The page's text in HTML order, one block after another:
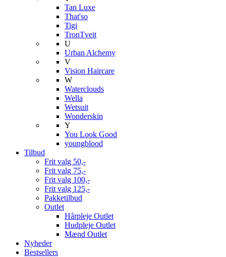
Tan Luxe
That'so
Tigi
TronTveit
U
Urban Alchemy
V
Vision Haircare
W
Waterclouds
Wella
Wetsuit
Wonderskin
Y
You Look Good
youngblood
Tilbud
Frit valg 50,-
Frit valg 75,-
Frit valg 100,-
Frit valg 125,-
Pakketilbud
Outlet
Hårpleje Outlet
Hudpleje Outlet
Mænd Outlet
Nyheder
Bestsellers